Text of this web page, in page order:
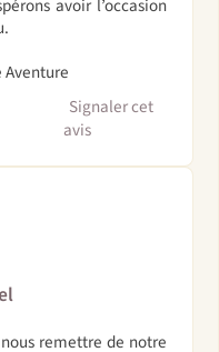
avoir l’occasion
Aventure
Signaler cet
avis
remettre de notre